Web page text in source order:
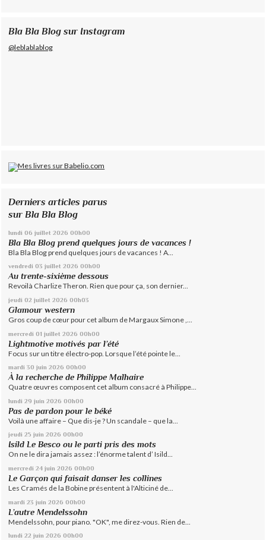
Bla Bla Blog sur Instagram
@leblablablog
Derniers articles parus
sur Bla Bla Blog
lundi 06 juillet 2026 00h00
Bla Bla Blog prend quelques jours de vacances !
Bla Bla Blog prend quelques jours de vacances ! A...
vendredi 03 juillet 2026 00h00
Au trente-sixième dessous
Revoilà Charlize Theron. Rien que pour ça, son dernier...
jeudi 02 juillet 2026 00h03
Glamour western
Gros coup de cœur pour cet album de Margaux Simone ,...
mercredi 01 juillet 2026 00h00
Lightmotive motivés par l’été
Focus sur un titre électro-pop. Lorsque l’été pointe le...
mardi 30 juin 2026 00h00
À la recherche de Philippe Malhaire
Quatre œuvres composent cet album consacré à Philippe...
lundi 29 juin 2026 00h00
Pas de pardon pour le béké
Voilà une affaire – Que dis-je ? Un scandale – que la...
jeudi 25 juin 2026 00h00
Isild Le Besco ou le parti pris des mots
On ne le dira jamais assez : l’énorme talent d’ Isild...
mercredi 24 juin 2026 00h00
Le Garçon qui faisait danser les collines
Les Cramés de la Bobine présentent à l'Alticiné de...
mardi 23 juin 2026 00h00
L’autre Mendelssohn
Mendelssohn, pour piano. "OK", me direz-vous. Rien de...
lundi 22 juin 2026 00h00